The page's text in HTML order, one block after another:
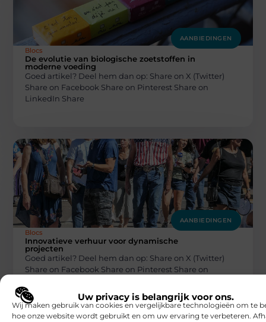
Uw privacy is belangrijk voor ons.
Wij maken gebruik van cookies en vergelijkbare technologieën om te
hoe onze website wordt gebruikt en om uw ervaring te verbeteren.
AANBIEDINGEN
Blocs
De evolutie van biologische zoetstoffen in
moderne voeding
Goed artikel? Deel hem dan op: Share on X (Twitter)
Share on Facebook Share on Pinterest Share on
LinkedIn Share
AANBIEDINGEN
Blocs
Innovatieve verhuur voor dynamische
projecten
Goed artikel? Deel hem dan op: Share on X (Twitter)
Share on Facebook Share on Pinterest Share on